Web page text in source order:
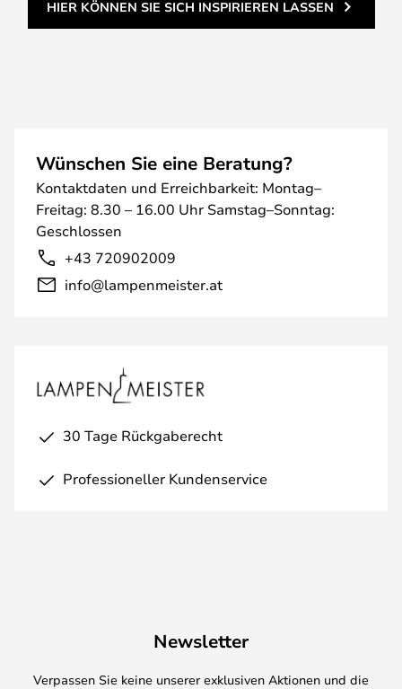
HIER KÖNNEN SIE SICH INSPIRIEREN LASSEN
Wünschen Sie eine Beratung?
Kontaktdaten und Erreichbarkeit: Montag–
Freitag: 8.30 – 16.00 Uhr Samstag–Sonntag:
Geschlossen
+43 720902009
info@lampenmeister.at
30 Tage Rückgaberecht
Professioneller Kundenservice
Newsletter
Verpassen Sie keine unserer exklusiven Aktionen und die